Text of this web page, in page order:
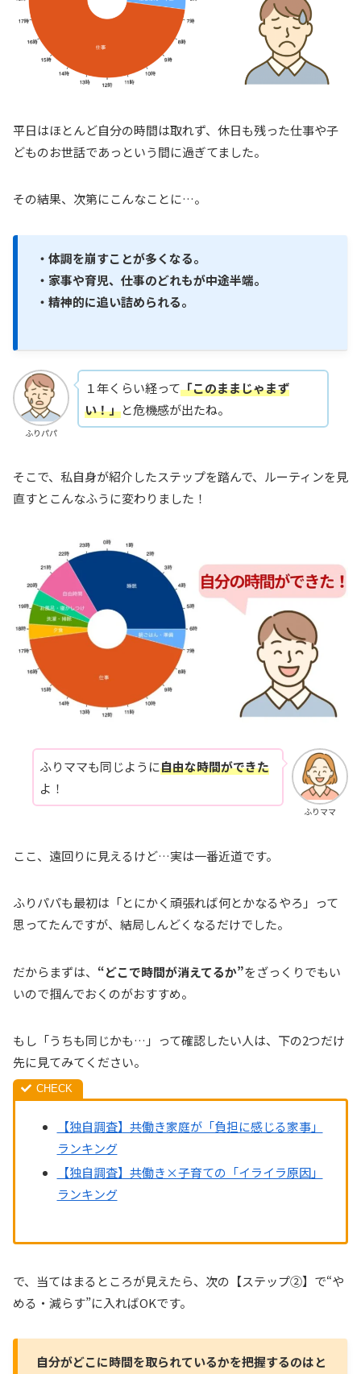
平日はほとんど自分の時間は取れず、休日も残った仕事や子
どものお世話であっという間に過ぎてました。
その結果、次第にこんなことに…。
・体調を崩すことが多くなる。
・家事や育児、仕事のどれもが中途半端。
・精神的に追い詰められる。
ふりパパ
１年くらい経って「このままじゃまず
い！」と危機感が出たね。
そこで、私自身が紹介したステップを踏んで、ルーティンを見
直すとこんなふうに変わりました！
ふりママ
ふりママも同じように自由な時間ができた
よ！
ここ、遠回りに見えるけど…実は一番近道です。
ふりパパも最初は「とにかく頑張れば何とかなるやろ」って
思ってたんですが、結局しんどくなるだけでした。
だからまずは、 “どこで時間が消えてるか”をざっくりでもい
いので掴んでおくのがおすすめ。
もし「うちも同じかも…」って確認したい人は、下の2つだけ
先に見てみてください。
【独自調査】共働き家庭が「負担に感じる家事」
ランキング
【独自調査】共働き×子育ての「イライラ原因」
ランキング
で、当てはまるところが見えたら、次の【ステップ②】で“や
める・減らす”に入ればOKです。
自分がどこに時間を取られているかを把握するのはと